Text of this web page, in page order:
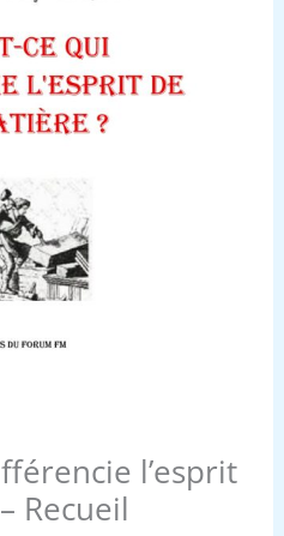
l’esprit
Recueil